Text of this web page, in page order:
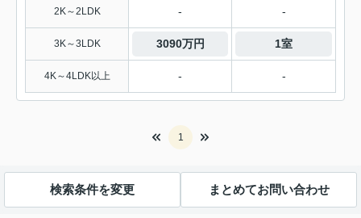
2K～2LDK - -
3K～3LDK 3090万円 1室
4K～4LDK以上 - -
1
検索条件を変更 まとめてお問い合わせ